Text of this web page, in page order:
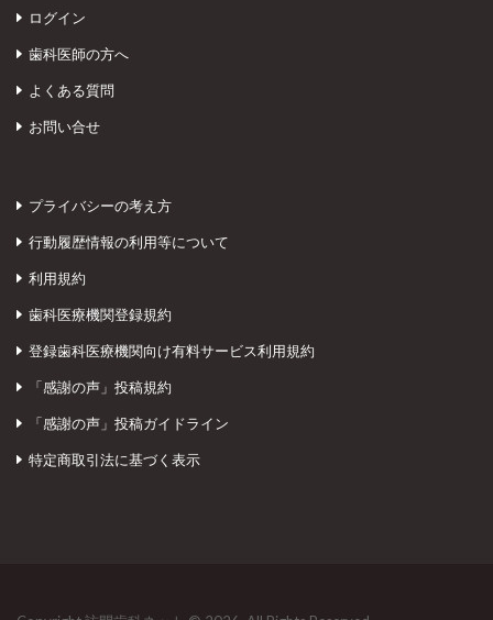
ログイン
歯科医師の方へ
よくある質問
お問い合せ
プライバシーの考え方
行動履歴情報の利用等について
利用規約
歯科医療機関登録規約
登録歯科医療機関向け有料サービス利用規約
「感謝の声」投稿規約
「感謝の声」投稿ガイドライン
特定商取引法に基づく表示